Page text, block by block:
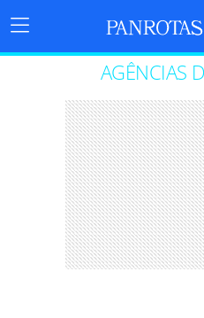
Menu
Principal
AGÊNCIAS